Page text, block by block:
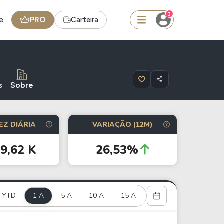
PRO Carteira
3
Ferramenta
Dividendos
Ideias
Agenda de Dividendos
Radar do Dividendo Inteligente
Sobre
DIÁRIA
K
VARIAÇÃO (12M)
26,53%
YTD 1 A 5 A 10 A 15 A